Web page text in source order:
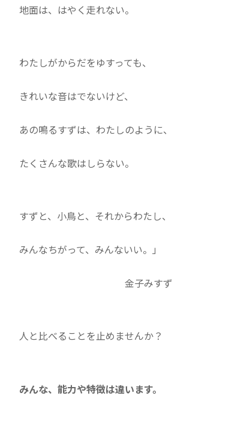
地面は、はやく走れない。
わたしがからだをゆすっても、
きれいな音はでないけど、
あの鳴るすずは、わたしのように、
たくさんな歌はしらない。
すずと、小鳥と、それからわたし、
みんなちがって、みんないい。」
金子みすず
人と比べることを止めませんか？
みんな、能力や特徴は違います。